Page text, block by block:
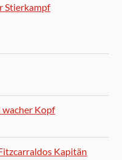
Stierkampf
Kopf
Kapitän